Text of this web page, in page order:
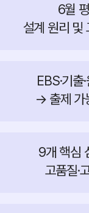
6월
설계 원리 및
EBS·기출
→ 출제 가
9개 핵심
고품질·